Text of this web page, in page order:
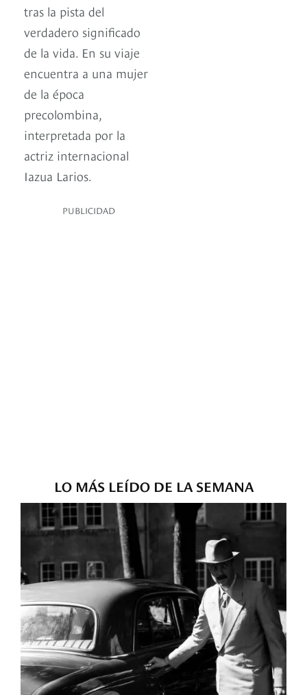
tras la pista del
verdadero significado
de la vida. En su viaje
encuentra a una mujer
de la época
precolombina,
interpretada por la
actriz internacional
Iazua Larios.
PUBLICIDAD
LO MÁS LEÍDO DE LA SEMANA